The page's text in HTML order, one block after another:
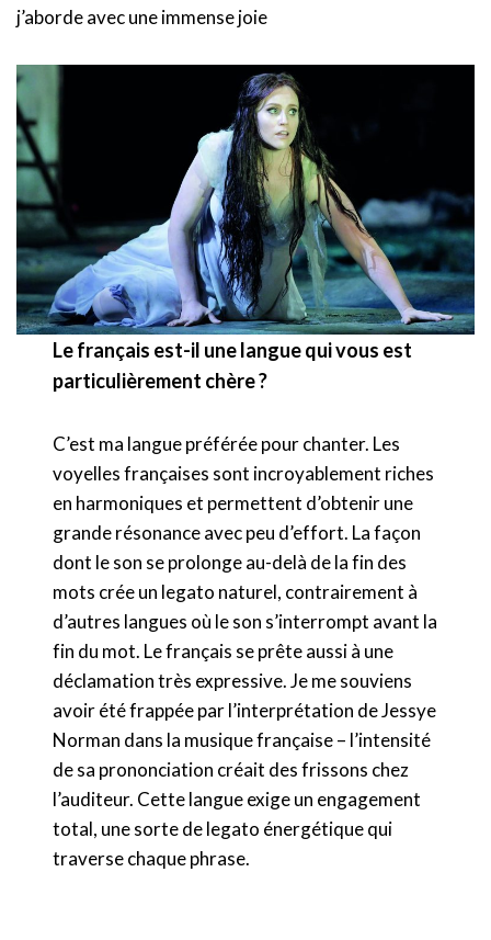
j’aborde avec une immense joie
Le français est-il une langue qui vous est
particulièrement chère ?
C’est ma langue préférée pour chanter. Les
voyelles françaises sont incroyablement riches
en harmoniques et permettent d’obtenir une
grande résonance avec peu d’effort. La façon
dont le son se prolonge au-delà de la fin des
mots crée un legato naturel, contrairement à
d’autres langues où le son s’interrompt avant la
fin du mot. Le français se prête aussi à une
déclamation très expressive. Je me souviens
avoir été frappée par l’interprétation de Jessye
Norman dans la musique française – l’intensité
de sa prononciation créait des frissons chez
l’auditeur. Cette langue exige un engagement
total, une sorte de legato énergétique qui
traverse chaque phrase.